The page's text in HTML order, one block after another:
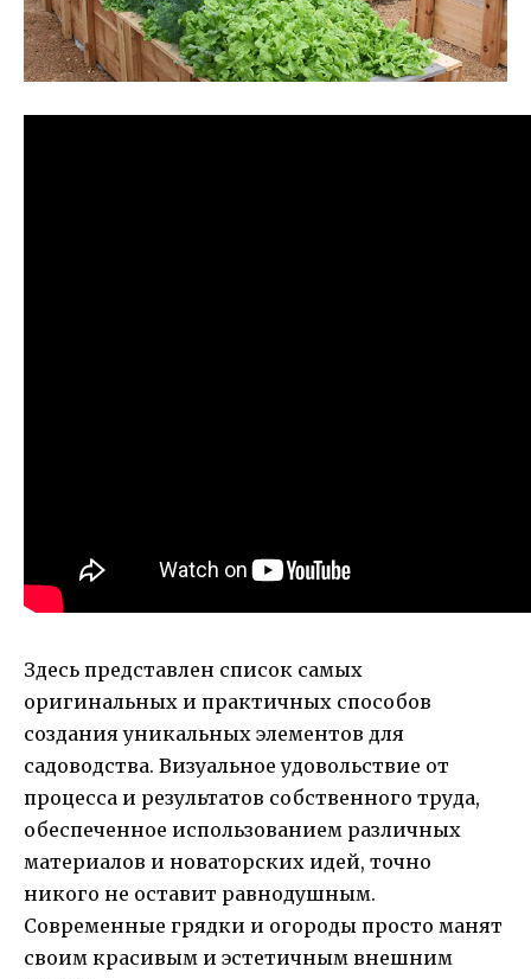
Здесь представлен список самых
оригинальных и практичных способов
создания уникальных элементов для
садоводства. Визуальное удовольствие от
процесса и результатов собственного труда,
обеспеченное использованием различных
материалов и новаторских идей, точно
никого не оставит равнодушным.
Современные грядки и огороды просто манят
своим красивым и эстетичным внешним